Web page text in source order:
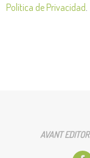
Política de Privacidad.
AVANT